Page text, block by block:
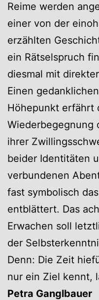
Reime werden
einer von der
erzählten
ein Rätselspruch
diesmal mit
Einen
Höhepunkt erfährt
Wiederbegegnung
ihrer
beider Identitäten
verbundenen
fast symbolisch
entblättert. Das
Erwachen soll
der
Denn: Die Zeit
nur ein Ziel kennt,
Petra Ganglbauer